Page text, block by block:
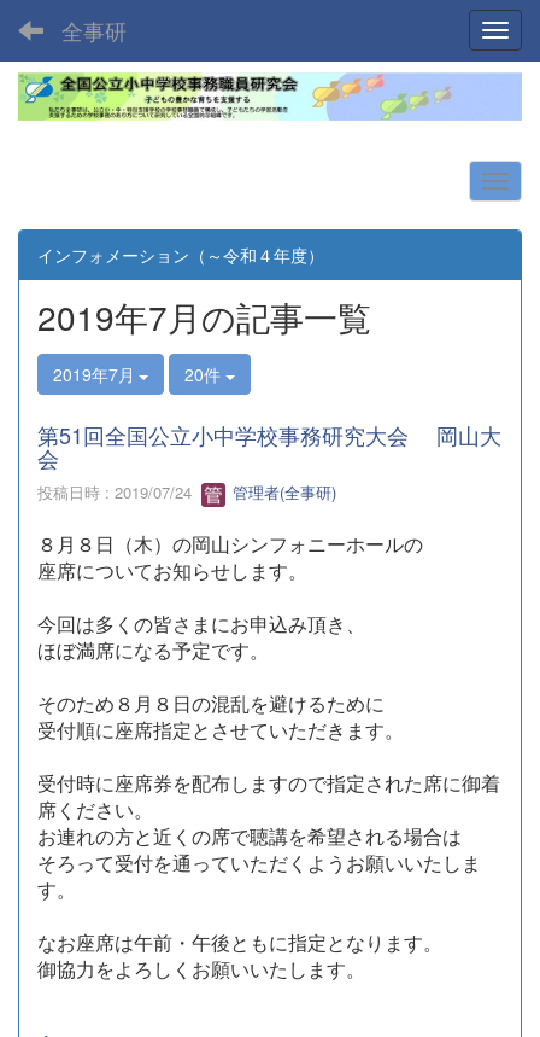
全事研
インフォメーション（～令和４年度）
2019年7月の記事一覧
2019年7月 20件
第51回全国公立小中学校事務研究大会 岡山大
会
投稿日時 : 2019/07/24 管理者(全事研)
８月８日（木）の岡山シンフォニーホールの
座席についてお知らせします。
今回は多くの皆さまにお申込み頂き、
ほぼ満席になる予定です。
そのため８月８日の混乱を避けるために
受付順に座席指定とさせていただきます。
受付時に座席券を配布しますので指定された席に御着
席ください。
お連れの方と近くの席で聴講を希望される場合は
そろって受付を通っていただくようお願いいたしま
す。
なお座席は午前・午後ともに指定となります。
御協力をよろしくお願いいたします。